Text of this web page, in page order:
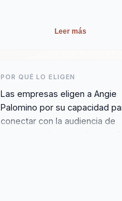
Leer más
POR QUÉ LO ELIGEN
Las empresas eligen a Angie
Palomino por su capacidad
conectar con la audiencia de